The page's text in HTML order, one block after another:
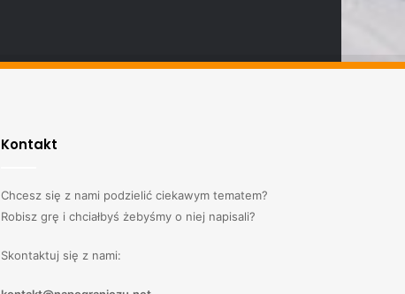
Kontakt
Chcesz się z nami podzielić ciekawym tematem?
Robisz grę i chciałbyś żebyśmy o niej napisali?
Skontaktuj się z nami: